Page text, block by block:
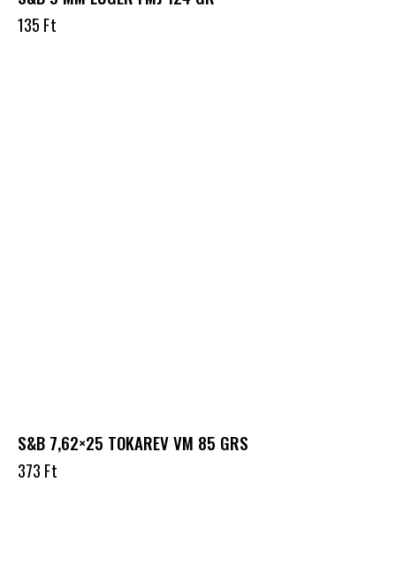
135 Ft
S&B 7,62×25 TOKAREV VM 85 GRS
373 Ft